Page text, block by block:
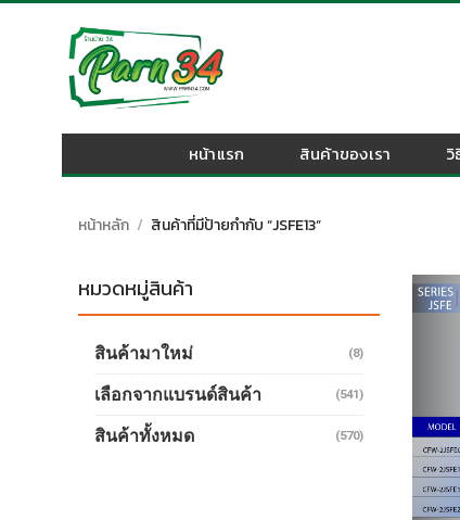
หน้าแรก สินค้าของเรา
หน้าหลัก / สินค้าที่มีป้ายกำกับ “JSFE13”
หมวดหมู่สินค้า
สินค้ามาใหม่ (8)
เลือกจากแบรนด์สินค้า (541)
สินค้าทั้งหมด (570)